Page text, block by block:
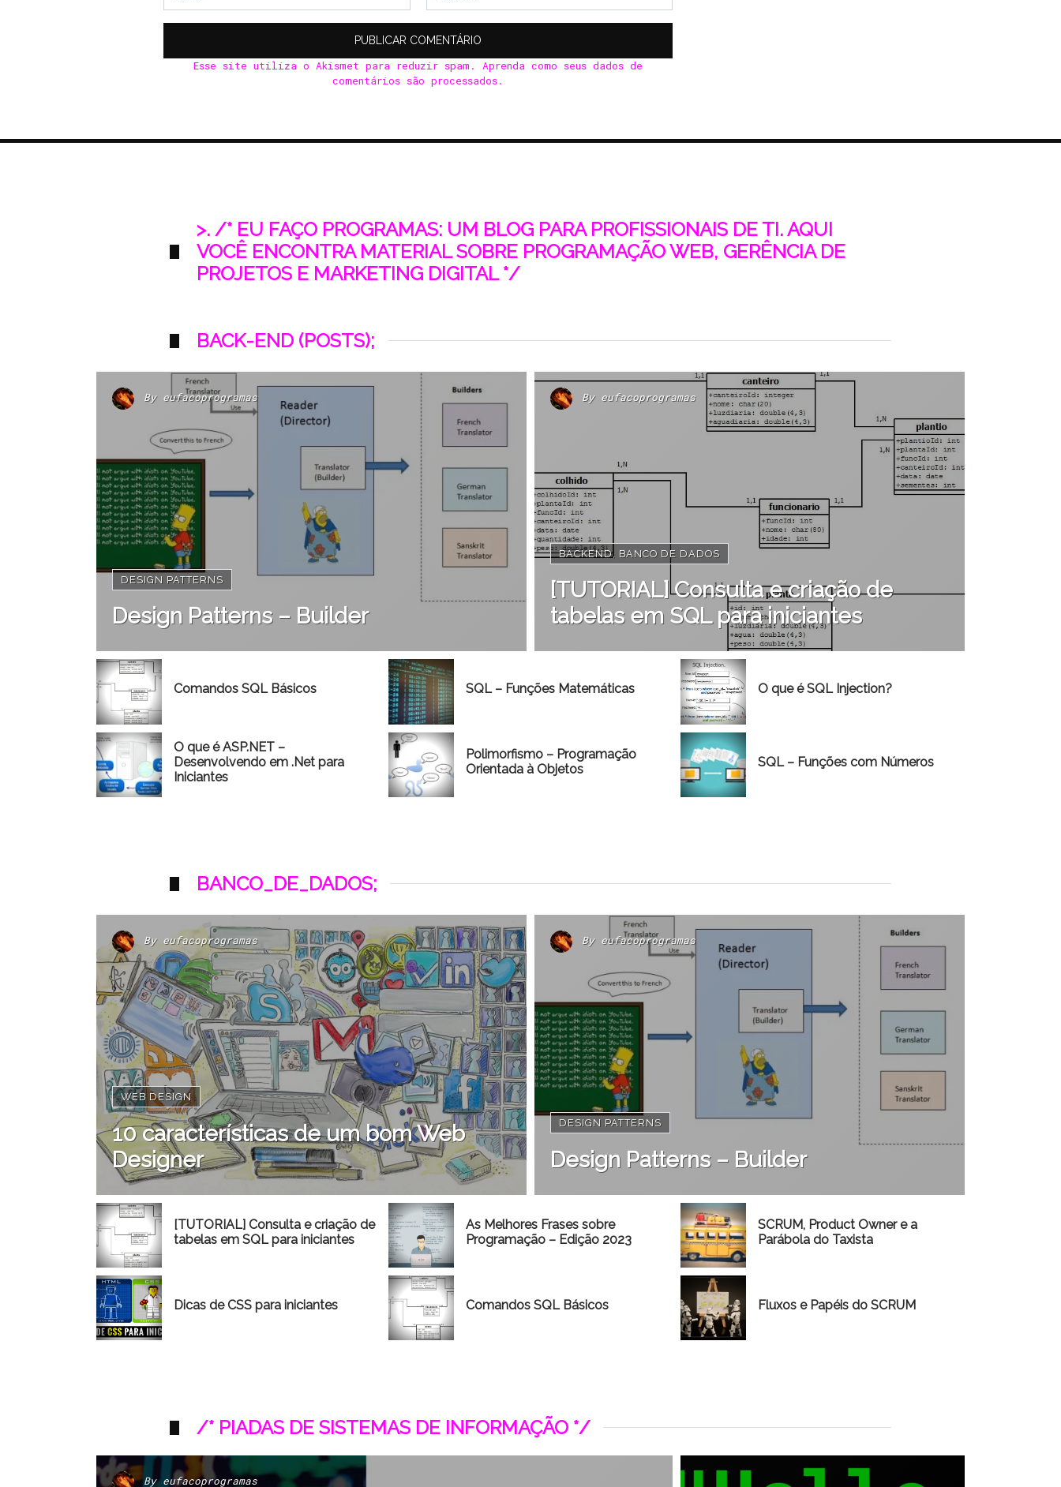
Esse site utiliza o Akismet para reduzir spam. Aprenda como seus dados de
comentários são processados.
>. /* EU FAÇO PROGRAMAS: UM BLOG PARA PROFISSIONAIS DE TI. AQUI
VOCÊ ENCONTRA MATERIAL SOBRE PROGRAMAÇÃO WEB, GERÊNCIA DE
PROJETOS E MARKETING DIGITAL */
BACK-END (POSTS);
By eufacoprogramas
DESIGN PATTERNS
Design Patterns – Builder
By eufacoprogramas
BACKEND BANCO DE DADOS
[TUTORIAL] Consulta e criação de
tabelas em SQL para iniciantes
Comandos SQL Básicos SQL – Funções Matemáticas O que é SQL Injection?
O que é ASP.NET –
Desenvolvendo em .Net para
Iniciantes
Polimorfismo – Programação
Orientada à Objetos
SQL – Funções com Números
BANCO_DE_DADOS;
By eufacoprogramas
WEB DESIGN
10 características de um bom Web
Designer
By eufacoprogramas
DESIGN PATTERNS
Design Patterns – Builder
[TUTORIAL] Consulta e criação de
tabelas em SQL para iniciantes
As Melhores Frases sobre
Programação – Edição 2023
SCRUM, Product Owner e a
Parábola do Taxista
Dicas de CSS para iniciantes Comandos SQL Básicos Fluxos e Papéis do SCRUM
/* PIADAS DE SISTEMAS DE INFORMAÇÃO */
Byeufacoprogramas